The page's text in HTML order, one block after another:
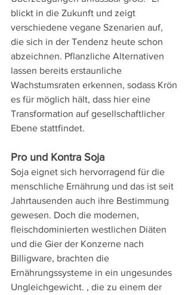
blickt in die Zukunft und zeigt
verschiedene vegane Szenarien auf,
die sich in der Tendenz heute schon
abzeichnen. Pflanzliche Alternativen
lassen bereits erstaunliche
Wachstumsraten erkennen, sodass Krön
es für möglich hält, dass hier eine
Transformation auf gesellschaftlicher
Ebene stattfindet.
Pro und Kontra Soja
Soja eignet sich hervorragend für die
menschliche Ernährung und das ist seit
Jahrtausenden auch ihre Bestimmung
gewesen. Doch die modernen,
fleischdominierten westlichen Diäten
und die Gier der Konzerne nach
Billigware, brachten die
Ernährungssysteme in ein ungesundes
Ungleichgewicht. , die zu einem der